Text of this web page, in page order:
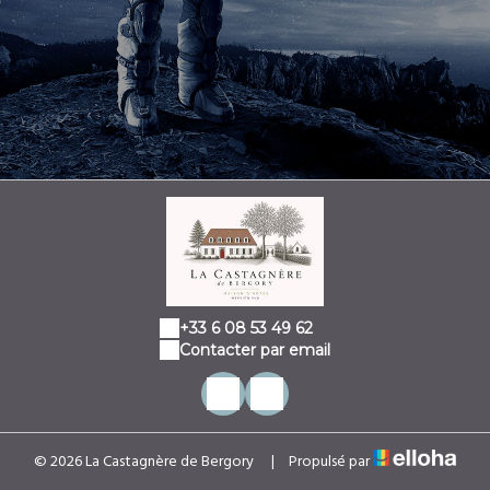
+33 6 08 53 49 62
Contacter par email
© 2026 La Castagnère de Bergory | Propulsé par